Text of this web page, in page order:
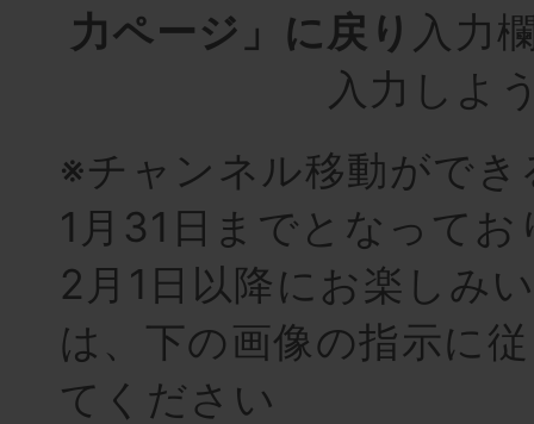
力ページ」に戻り 入力
入力しよ
※チャンネル移動がで
1月31日までとなってお
2月1日以降にお楽しみ
は、下の画像の指示に
てください